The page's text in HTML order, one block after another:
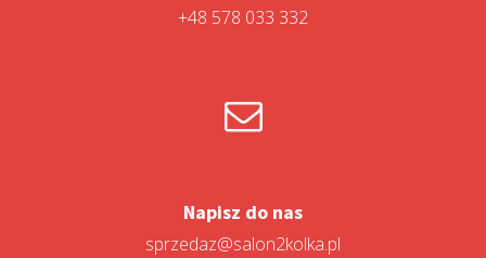
+48 578 033 332
Napisz do nas
sprzedaz@salon2kolka.pl